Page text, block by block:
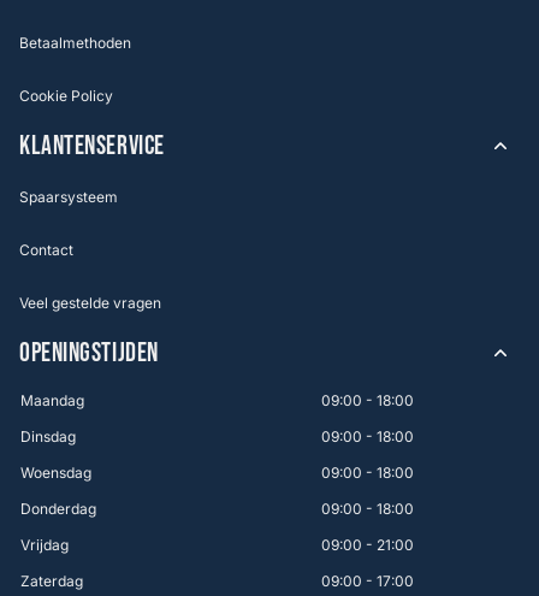
Betaalmethoden
Cookie Policy
KLANTENSERVICE
Spaarsysteem
Contact
Veel gestelde vragen
OPENINGSTIJDEN
Maandag
09:00 - 18:00
Dinsdag
09:00 - 18:00
Woensdag
09:00 - 18:00
Donderdag
09:00 - 18:00
Vrijdag
09:00 - 21:00
Zaterdag
09:00 - 17:00